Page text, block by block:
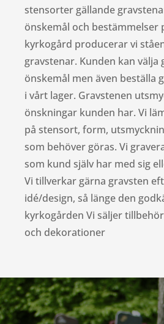
stensorter gällande
önskemål och bestämmelser
kyrkogård producerar vi
gravstenar. Kunden kan
önskemål men även beställa
i vårt lager. Gravstenen
önskningar kunden har. Vi
på stensort, form,
som behöver göras. Vi
som kund själv har med sig
Vi tillverkar gärna gravsten
idé/design, så länge den
kyrkogården Vi säljer
och dekorationer